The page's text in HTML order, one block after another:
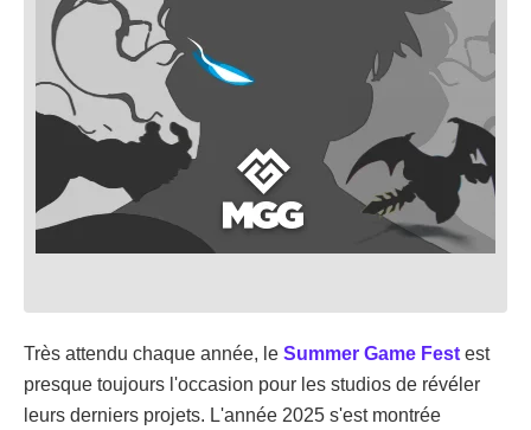
Très attendu chaque année, le Summer Game Fest est
presque toujours l'occasion pour les studios de révéler
leurs derniers projets. L'année 2025 s'est montrée